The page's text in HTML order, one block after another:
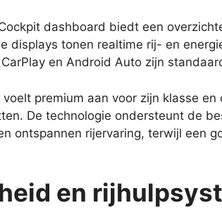
dashboard biedt een
displays tonen realtime rij- en
en Android Auto zijn
premium aan voor zijn klasse
De technologie ondersteunt de
ontspannen rijervaring, terwijl een
en